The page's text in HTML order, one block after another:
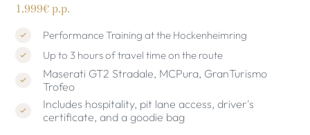
1.999€ p.p.
Performance Training at the Hockenheimring
Up to 3 hours of travel time on the route
Maserati GT2 Stradale, MCPura, GranTurismo
Trofeo
Includes hospitality, pit lane access, driver's
certificate, and a goodie bag